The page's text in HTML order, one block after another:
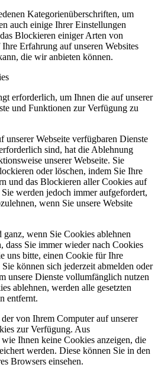
Kategorienüberschriften, um
auch einige Ihrer Einstellungen
Blockieren einiger Arten von
Erfahrung auf unseren Websites
die wir anbieten können.
erforderlich, um Ihnen die auf unserer
und Funktionen zur Verfügung zu
unserer Webseite verfügbaren Dienste
sind, hat die Ablehnung
unserer Webseite. Sie
oder löschen, indem Sie Ihre
und das Blockieren aller Cookies auf
werden jedoch immer aufgefordert,
wenn Sie unsere Website
wenn Sie Cookies ablehnen
dass Sie immer wieder nach Cookies
uns bitte, einen Cookie für Ihre
können sich jederzeit abmelden oder
unsere Dienste vollumfänglich nutzen
ablehnen, werden alle gesetzten
entfernt.
von Ihrem Computer auf unserer
zur Verfügung. Aus
Ihnen keine Cookies anzeigen, die
werden. Diese können Sie in den
Browsers einsehen.